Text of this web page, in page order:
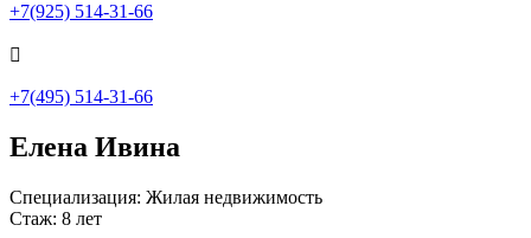
+7(925) 514-31-66

+7(495) 514-31-66
Елена Ивина
Специализация: Жилая недвижимость
Стаж: 8 лет